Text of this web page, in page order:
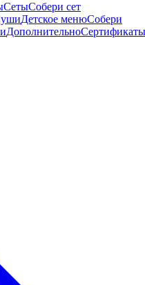
СетыСобери сет
Детское менюСобери
ДополнительноСертификаты